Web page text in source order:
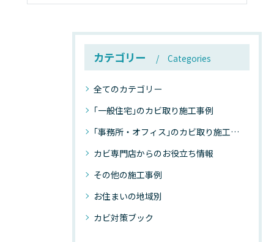
カテゴリー Categories
全てのカテゴリー
｢一般住宅｣のカビ取り施工事例
｢事務所・オフィス｣のカビ取り施工事例
カビ専門店からのお役立ち情報
その他の施工事例
お住まいの地域別
カビ対策ブック